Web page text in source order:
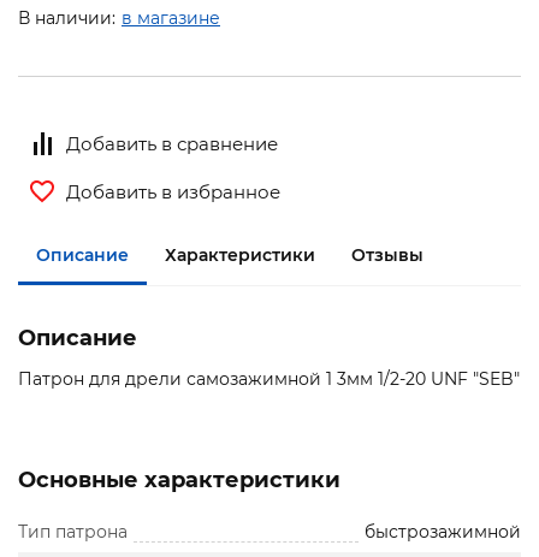
В наличии: в магазине
Добавить в сравнение
Добавить в избранное
Описание Характеристики Отзывы
Описание
Патрон для дрели самозажимной 1 3мм 1/2-20 UNF "SEB"
Основные характеристики
Тип патрона
быстрозажимной